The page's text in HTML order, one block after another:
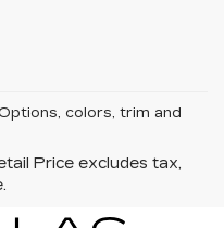
colors, trim and